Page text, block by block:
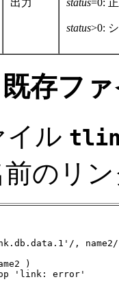
status>0:
既存フ
イル
前のリ
,
)
'link: error'